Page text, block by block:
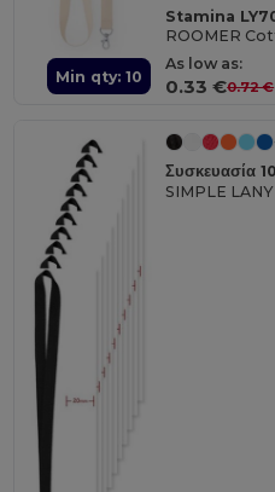
Min qty: 10
Stamina
ROOMER
As low as:
0.33 €0.72 €
Συσκευασία